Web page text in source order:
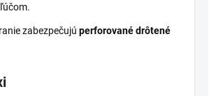
zabezpečujú perforované drôtené